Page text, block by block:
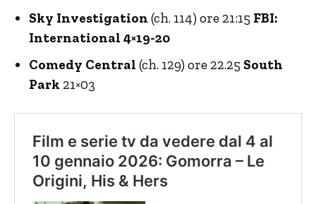
Sky Investigation (ch. 114) ore 21:15 FBI:
International 4×19-20
Comedy Central (ch. 129) ore 22.25 South
Park 21×03